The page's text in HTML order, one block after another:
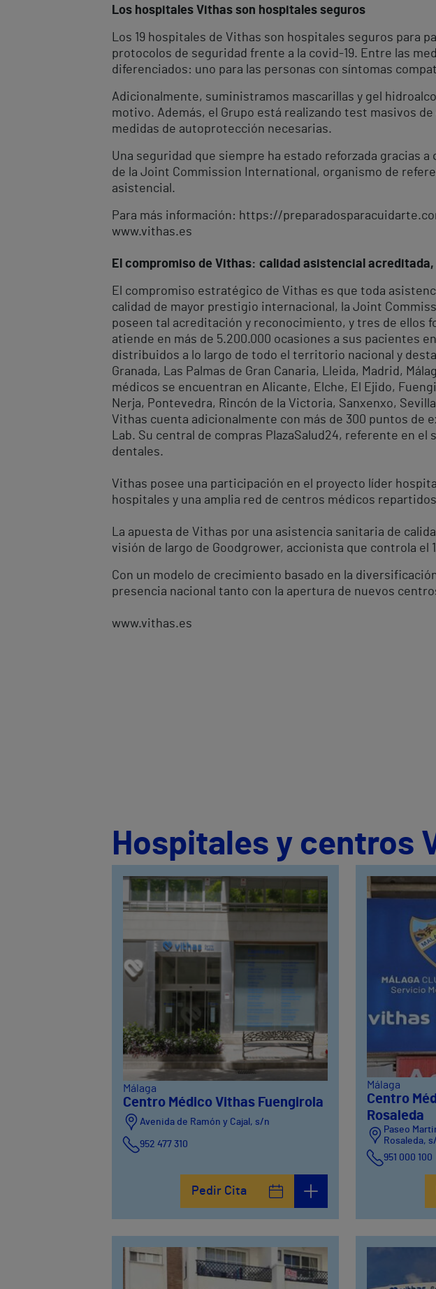
Los hospitales Vithas son hospitales seguros
Los 19 hospitales de Vithas son hospitales seguros para
protocolos de seguridad frente a la covid-19. Entre las
diferenciados: uno para las personas con síntomas
Adicionalmente, suministramos mascarillas y gel
motivo. Además, el Grupo está realizando test masivos
medidas de autoprotección necesarias.
Una seguridad que siempre ha estado reforzada gracias
de la Joint Commission International, organismo de
asistencial.
Para más información: https://
www.vithas.es
El compromiso de Vithas: calidad asistencial
El compromiso estratégico de Vithas es que toda
calidad de mayor prestigio internacional, la Joint
poseen tal acreditación y reconocimiento, y tres de ellos
atiende en más de 5.200.000 ocasiones a sus pacientes
distribuidos a lo largo de todo el territorio nacional y
Granada, Las Palmas de Gran Canaria, Lleida, Madrid,
médicos se encuentran en Alicante, Elche, El Ejido,
Nerja, Pontevedra, Rincón de la Victoria, Sanxenxo,
Vithas cuenta adicionalmente con más de 300 puntos de
Lab. Su central de compras PlazaSalud24, referente en
dentales.
Vithas posee una participación en el proyecto líder
hospitales y una amplia red de centros médicos
La apuesta de Vithas por una asistencia sanitaria de
visión de largo de Goodgrower, accionista que controla el
Con un modelo de crecimiento basado en la
presencia nacional tanto con la apertura de nuevos
www.vithas.es
Hospitales y centros
Málaga
Centro Médico Vithas Fuengirola
Avenida de Ramón y Cajal, s/n
952 477 310
Pedir Cita
Málaga
Centro
Rosaleda
Paseo
Rosaleda,
951 000 100